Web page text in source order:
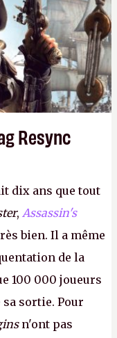
Resync
dix ans que tout
, Assassin's
bien. Il a même
de la
100 000 joueurs
sortie. Pour
n'ont pas